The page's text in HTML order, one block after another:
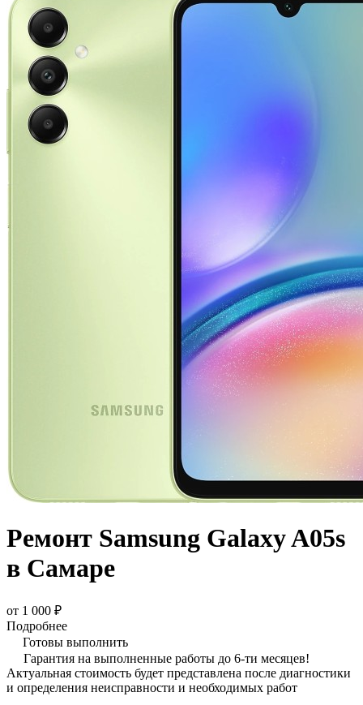
Ремонт Samsung Galaxy A05s
в Самаре
от 1 000 ₽
Подробнее
Готовы выполнить
Гарантия на выполненные работы до 6-ти месяцев!
Актуальная стоимость будет представлена после диагностики
и определения неисправности и необходимых работ